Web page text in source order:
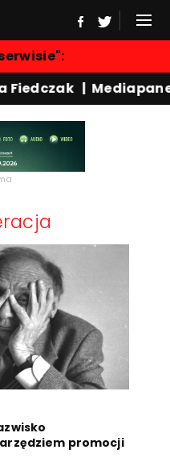
Fiedczak Mediapanel
promocji